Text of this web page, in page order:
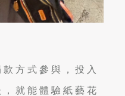
方式參與，投入
就能體驗紙藝花